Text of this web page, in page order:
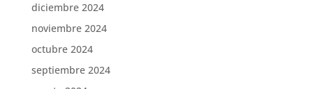
diciembre 2024
noviembre 2024
octubre 2024
septiembre 2024